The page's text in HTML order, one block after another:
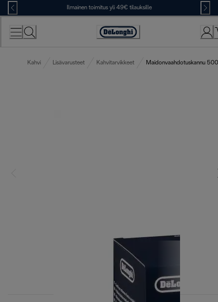
Skip
to
Content
Ilmainen toimitus yli 49€ tilauksille
Accessibility
Kahvi Lisävarusteet Kahvitarvikkeet Maidonvaahdotuskannu